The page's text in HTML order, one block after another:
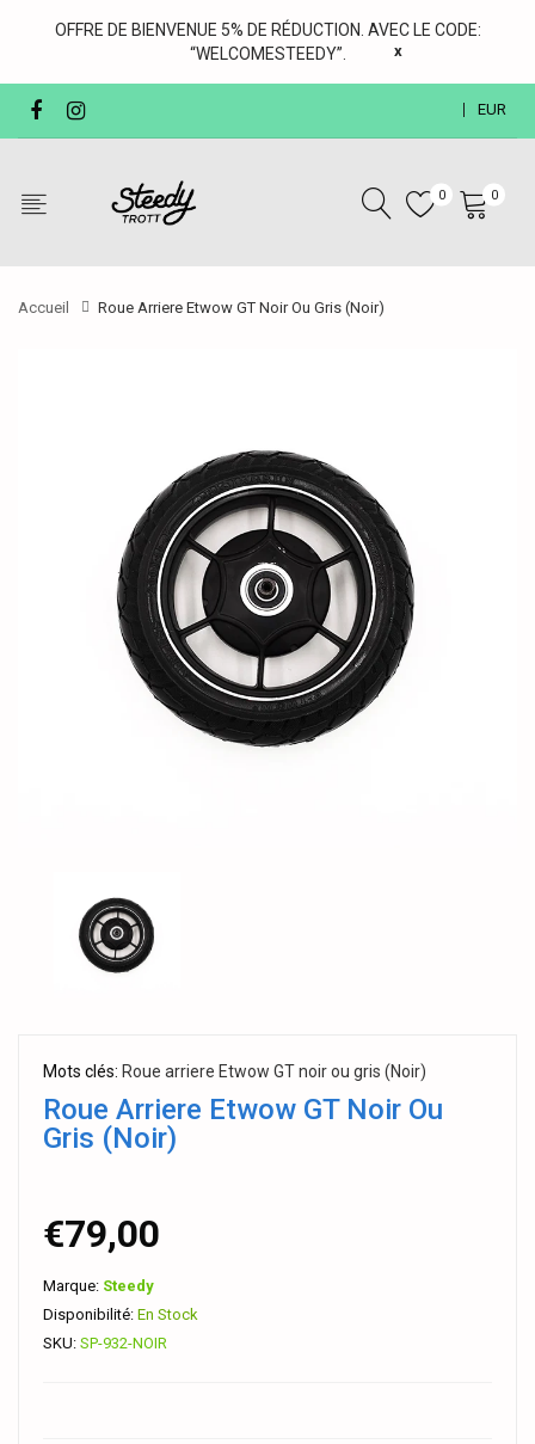
OFFRE DE BIENVENUE 5% DE RÉDUCTION. AVEC LE CODE:
“WELCOMESTEEDY”.
x
EUR
0 0
Accueil Roue Arriere Etwow GT Noir Ou Gris (Noir)
Mots clés: Roue arriere Etwow GT noir ou gris (Noir)
Roue Arriere Etwow GT Noir Ou
Gris (Noir)
€79,00
Marque: Steedy
Disponibilité: En Stock
SKU: SP-932-NOIR